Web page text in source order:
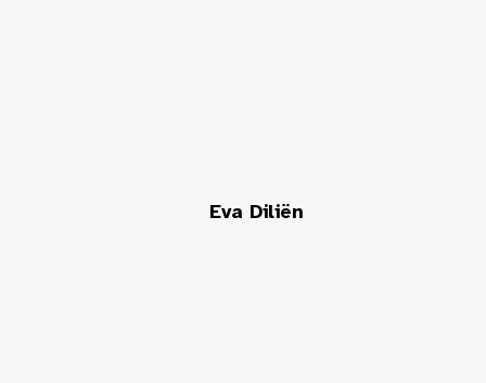
Eva Diliën